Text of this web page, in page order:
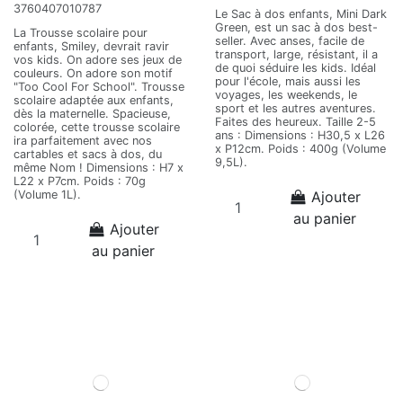
3760407010787
La Trousse scolaire pour
enfants, Smiley, devrait ravir
vos kids. On adore ses jeux de
couleurs. On adore son motif
"Too Cool For School". Trousse
scolaire adaptée aux enfants,
dès la maternelle. Spacieuse,
colorée, cette trousse scolaire
ira parfaitement avec nos
cartables et sacs à dos, du
même Nom ! Dimensions : H7 x
L22 x P7cm. Poids : 70g
(Volume 1L).
Ajouter
au panier
Le Sac à dos enfants, Mini Dark
Green, est un sac à dos best-
seller. Avec anses, facile de
transport, large, résistant, il a
de quoi séduire les kids. Idéal
pour l'école, mais aussi les
voyages, les weekends, le
sport et les autres aventures.
Faites des heureux. Taille 2-5
ans : Dimensions : H30,5 x L26
x P12cm. Poids : 400g (Volume
9,5L).
Ajouter
au panier